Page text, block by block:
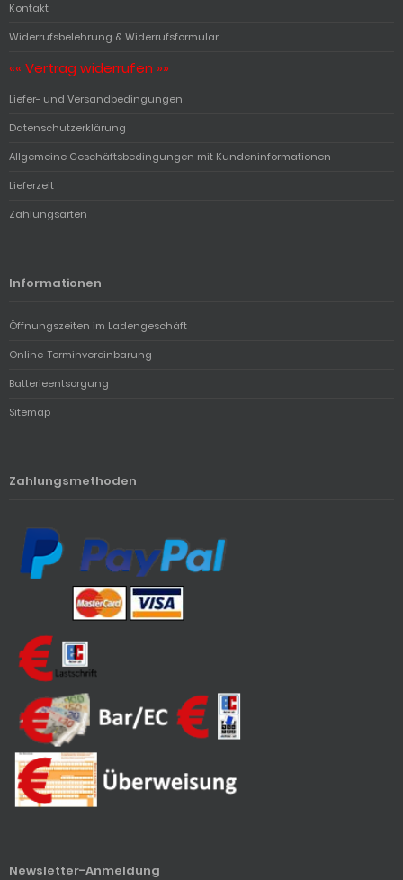
Kontakt
Widerrufsbelehrung & Widerrufsformular
«« Vertrag widerrufen »»
Liefer- und Versandbedingungen
Datenschutzerklärung
Allgemeine Geschäftsbedingungen mit Kundeninformationen
Lieferzeit
Zahlungsarten
Informationen
Öffnungszeiten im Ladengeschäft
Online-Terminvereinbarung
Batterieentsorgung
Sitemap
Zahlungsmethoden
Newsletter-Anmeldung